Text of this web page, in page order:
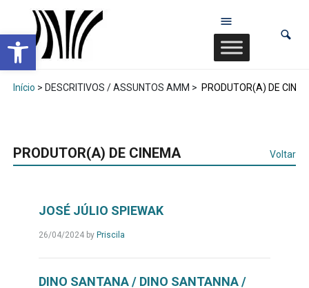
Abrir a barra de ferramentas
Início > DESCRITIVOS / ASSUNTOS AMM > PRODUTOR(A) DE
PRODUTOR(A) DE CINEMA Voltar
JOSÉ JÚLIO SPIEWAK
26/04/2024by Priscila
DINO SANTANA / DINO SANTANNA /